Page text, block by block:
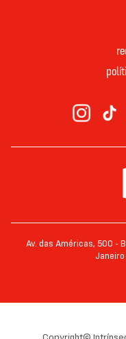
Av. das Américas, 500 -
Janeiro